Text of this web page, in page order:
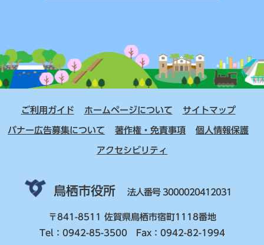
ご利用ガイド ホームページについて サイトマップ
バナー広告募集について 著作権・免責事項 個人情報保護
アクセシビリティ
鳥栖市役所 法人番号 3000020412031
〒841-8511 佐賀県鳥栖市宿町1118番地
Tel：0942-85-3500 Fax：0942-82-1994